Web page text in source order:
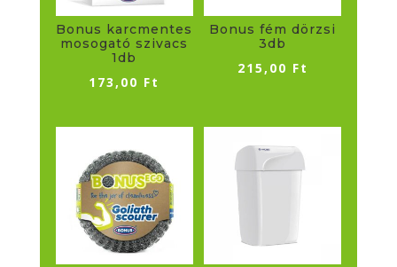
Bonus karcmentes
mosogató szivacs
1db
173,00 Ft
Bonus fém dörzsi
3db
215,00 Ft